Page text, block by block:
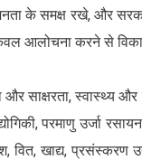
के समक्ष रखे, और
आलोचना करने से
और साक्षरता,
परमाणु उर्जा
वित, खाद्य,